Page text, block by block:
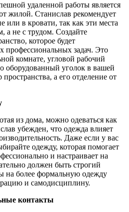
удаленной работы является
жилой. Станислав рекомендует
или в кровати, так как эти места
а не с трудом. Создайте
которое будет
профессиональных задач. Это
комнате, угловой рабочий
оборудованный уголок в вашей
а его отделение от
из дома, можно одеваться как
убежден, что одежда влияет
Даже если у вас
одежду, которая помогает
и настраивает на
должен быть строгий
на более формальную одежду
и самодисциплину.
контакты